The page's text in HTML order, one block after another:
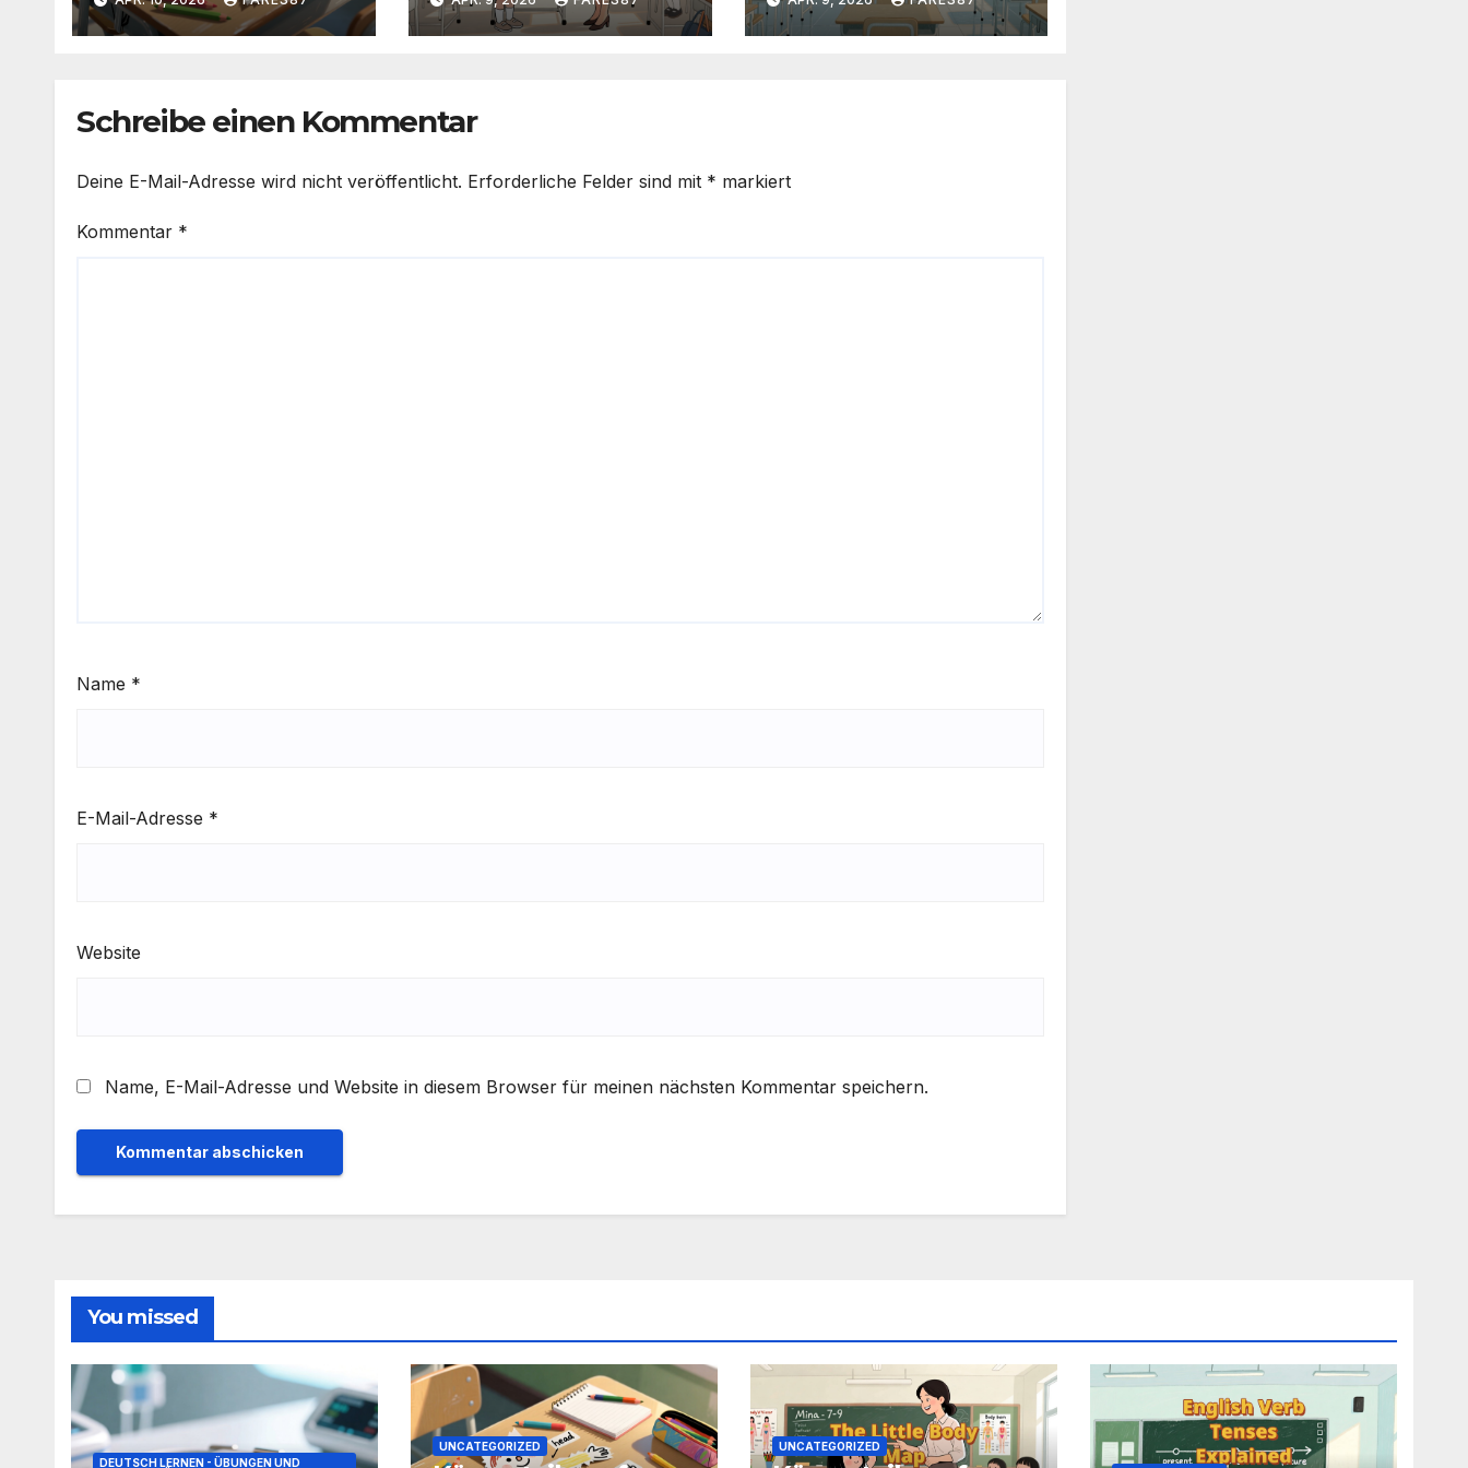
Schreibe einen Kommentar
Deine E-Mail-Adresse wird nicht veröffentlicht. Erforderliche Felder sind mit * markiert
Kommentar *
Name *
E-Mail-Adresse *
Website
Name, E-Mail-Adresse und Website in diesem Browser für meinen nächsten Kommentar speichern.
You missed
DEUTSCH LERNEN - ÜBUNGEN UND
UNCATEGORIZED UNCATEGORIZED